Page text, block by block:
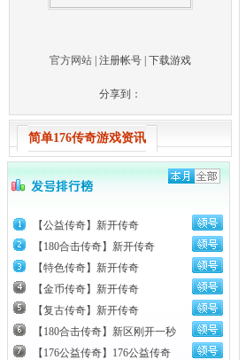
官方网站 注册帐号 下载游戏
分享到：
简单176传奇游戏资讯
【公益传奇】新开传奇
【180合击传奇】新开传奇
【特色传奇】新开传奇
【金币传奇】新开传奇
【复古传奇】新开传奇
【180合击传奇】新区刚开一秒
【176公益传奇】176公益传奇